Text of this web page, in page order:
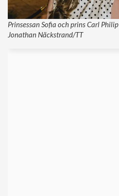
Prinsessan Sofia och prins Carl
Jonathan Näckstrand/TT